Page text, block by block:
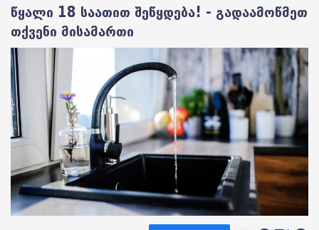
წყალი 18 საათით შეწყდება! - გადაამოწმეთ
თქვენი მისამართი